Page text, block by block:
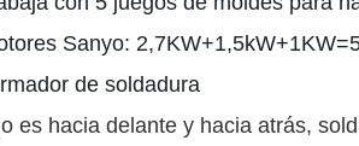
Sanyo:
de soldadura
es hacia delante y hacia atrás,